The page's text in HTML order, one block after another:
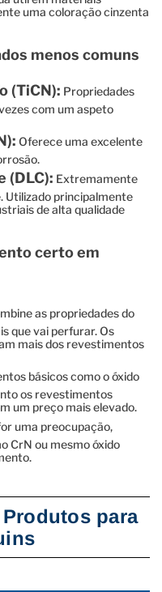
uma coloração cinzenta
menos comuns
(TiCN): Propriedades
com um aspeto
Oferece uma excelente
(DLC): Extremamente
Utilizado principalmente
de alta qualidade
certo em
as propriedades do
que vai perfurar. Os
mais dos revestimentos
básicos como o óxido
os revestimentos
um preço mais elevado.
uma preocupação,
CrN ou mesmo óxido
para